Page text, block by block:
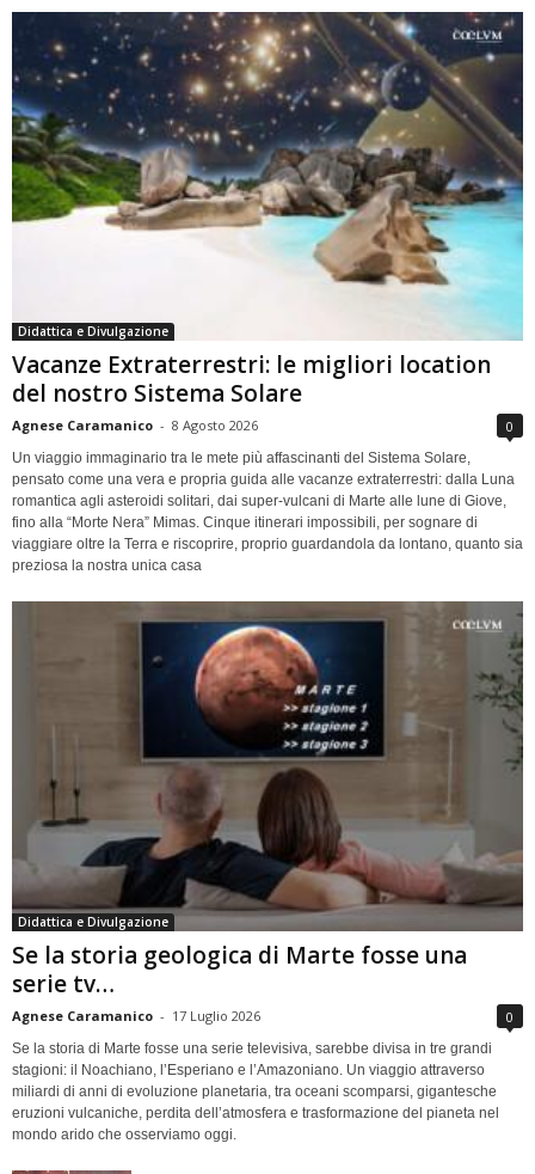
Didattica e Divulgazione
Vacanze Extraterrestri: le migliori location
del nostro Sistema Solare
Agnese Caramanico - 8 Agosto 2026 0
Un viaggio immaginario tra le mete più affascinanti del Sistema Solare,
pensato come una vera e propria guida alle vacanze extraterrestri: dalla Luna
romantica agli asteroidi solitari, dai super-vulcani di Marte alle lune di Giove,
fino alla “Morte Nera” Mimas. Cinque itinerari impossibili, per sognare di
viaggiare oltre la Terra e riscoprire, proprio guardandola da lontano, quanto sia
preziosa la nostra unica casa
Didattica e Divulgazione
Se la storia geologica di Marte fosse una
serie tv…
Agnese Caramanico - 17 Luglio 2026 0
Se la storia di Marte fosse una serie televisiva, sarebbe divisa in tre grandi
stagioni: il Noachiano, l’Esperiano e l’Amazoniano. Un viaggio attraverso
miliardi di anni di evoluzione planetaria, tra oceani scomparsi, gigantesche
eruzioni vulcaniche, perdita dell’atmosfera e trasformazione del pianeta nel
mondo arido che osserviamo oggi.